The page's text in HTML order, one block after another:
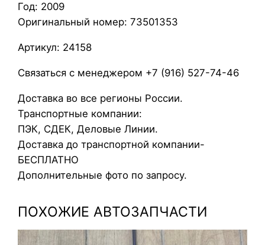
л
е
т
о
в
п
у
с
к
н
й
Год: 2009
Оригинальный номер: 73501353
Артикул: 24158
Связаться с менеджером +7 (916) 527-74-46
Доставка во все регионы России.
Транспортные компании:
ПЭК, СДЕК, Деловые Линии.
Доставка до транспортной компании-
БЕСПЛАТНО
Дополнительные фото по запросу.
ПОХОЖИЕ АВТОЗАПЧАСТИ